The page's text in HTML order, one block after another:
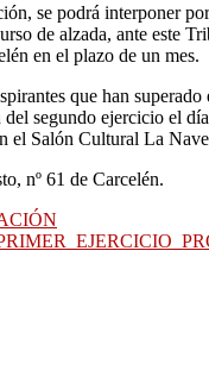
se podrá interponer
de alzada, ante este
en el plazo de un mes.
que han
segundo ejercicio el
el Salón Cultural La
nº 61 de Carcelén.